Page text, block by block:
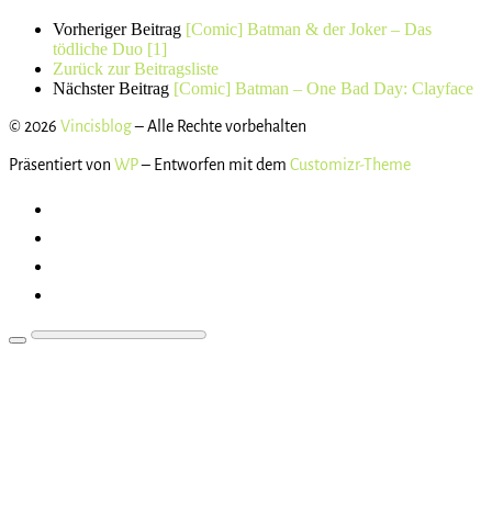
Vorheriger Beitrag [Comic] Batman & der Joker – Das
tödliche Duo [1]
Zurück zur Beitragsliste
Nächster Beitrag [Comic] Batman – One Bad Day: Clayface
© 2026 Vincisblog– Alle Rechte vorbehalten
Präsentiert vonWP– Entworfen mit dem Customizr-Theme